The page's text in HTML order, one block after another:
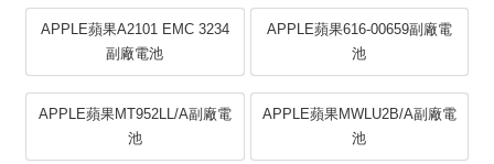
APPLE蘋果A2101 EMC 3234
副廠電池
APPLE蘋果616-00659副廠電
池
APPLE蘋果MT952LL/A副廠電
池
APPLE蘋果MWLU2B/A副廠電
池